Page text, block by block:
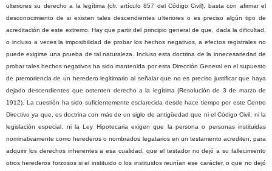
ulteriores su derecho a la legítima (cfr. artículo 857 del Código Civil), basta con afirmar el
desconocimiento de si existen tales descendientes ulteriores o es preciso algún tipo de
acreditación de este extremo. Hay que partir del principio general de que, dada la dificultad,
o incluso a veces la imposibilidad de probar los hechos negativos, a efectos registrales no
puede exigirse una prueba de tal naturaleza. Incluso esta doctrina de la innecesariedad de
probar tales hechos negativos ha sido mantenida por esta Dirección General en el supuesto
de premoriencia de un heredero legitimario al señalar que no es preciso justificar que haya
dejado descendientes que ostenten derecho a la legítima (Resolución de 3 de marzo de
1912). La cuestión ha sido suficientemente esclarecida desde hace tiempo por este Centro
Directivo ya que, es doctrina con más de un siglo de antigüedad que ni el Código Civil, ni la
legislación especial, ni la Ley Hipotecaria exigen que la persona o personas instituidas
nominativamente como herederos o nombrados legatarios en un testamento acrediten, para
adquirir los derechos inherentes a esa cualidad, que el testador no dejó a su fallecimiento
otros herederos forzosos si el instituido o los instituidos reunían ese carácter, o que no dejó